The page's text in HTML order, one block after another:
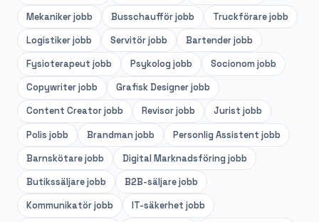
Mekanikerjobb Busschaufförjobb Truckförarejobb
Logistikerjobb Servitörjobb Bartenderjobb
Fysioterapeut jobb Psykolog jobb Socionom jobb
Copywriterjobb Grafisk Designerjobb
Content Creatorjobb Revisorjobb Jurist jobb
Polis jobb Brandman jobb Personlig Assistent jobb
Barnskötarejobb Digital Marknadsföring jobb
Butikssäljarejobb B2B-säljarejobb
Kommunikatörjobb IT-säkerhet jobb